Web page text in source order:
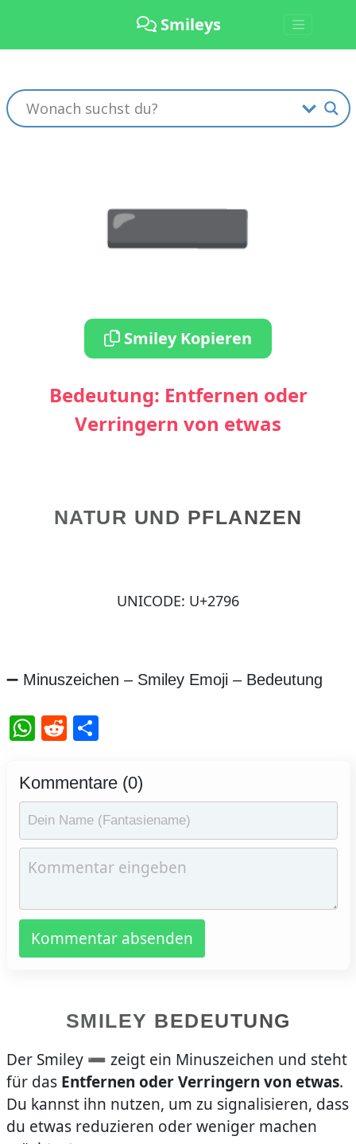
Smileys
➖
Smiley Kopieren
Bedeutung: Entfernen oder
Verringern von etwas
NATUR UND PFLANZEN
UNICODE: U+2796
➖ Minuszeichen – Smiley Emoji – Bedeutung
WhatsApp
Reddit
Teilen
Kommentare (0)
Kommentar absenden
SMILEY BEDEUTUNG
Der Smiley ➖ zeigt ein Minuszeichen und steht
für das Entfernen oder Verringern von etwas.
Du kannst ihn nutzen, um zu signalisieren, dass
du etwas reduzieren oder weniger machen